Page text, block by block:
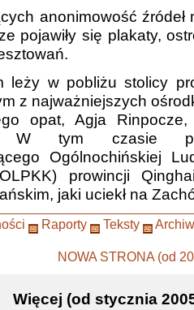
anonimowość źródeł
pojawiły się plakaty,
leży w pobliżu stolicy
z najważniejszych
opat, Agja
W tym czasie
Ogólnochińskiej
prowincji
jaki uciekł na
Raporty Teksty
NOWA STRONA (od
Więcej (od stycznia